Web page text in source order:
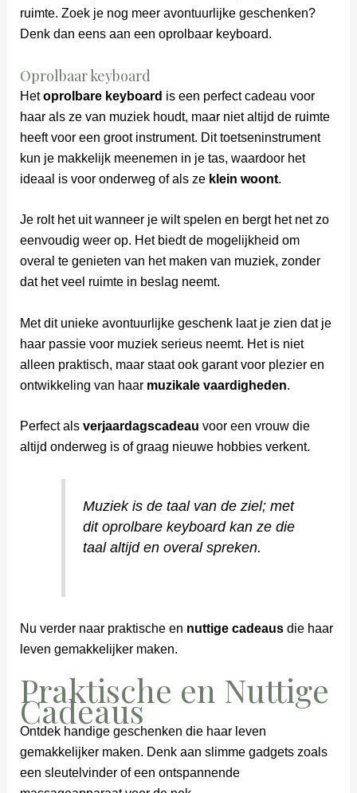
ruimte. Zoek je nog meer avontuurlijke geschenken?
Denk dan eens aan een oprolbaar keyboard.
Oprolbaar keyboard
Hetoprolbare keyboard is een perfect cadeau voor
haar als ze van muziek houdt, maar niet altijd de ruimte
heeft voor een groot instrument. Dit toetseninstrument
kun je makkelijk meenemen in je tas, waardoor het
ideaal is voor onderweg of als ze klein woont.
Je rolt het uit wanneer je wilt spelen en bergt het net zo
eenvoudig weer op. Het biedt de mogelijkheid om
overal te genieten van het maken van muziek, zonder
dat het veel ruimte in beslag neemt.
Met dit unieke avontuurlijke geschenk laat je zien dat je
haar passie voor muziek serieus neemt. Het is niet
alleen praktisch, maar staat ook garant voor plezier en
ontwikkeling van haar muzikale vaardigheden.
Perfect als verjaardagscadeau voor een vrouw die
altijd onderweg is of graag nieuwe hobbies verkent.
Muziek is de taal van de ziel; met
dit oprolbare keyboard kan ze die
taal altijd en overal spreken.
Nu verder naar praktische en nuttige cadeausdie haar
leven gemakkelijker maken.
Praktische en Nuttige
Cadeaus
Ontdek handige geschenken die haar leven
gemakkelijker maken. Denk aan slimme gadgets zoals
een sleutelvinder of een ontspannende